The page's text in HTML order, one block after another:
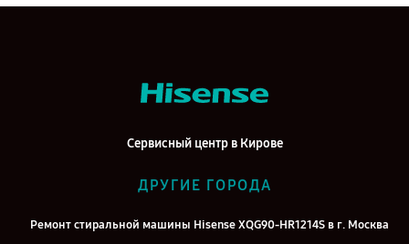
Сервисный центр в Кирове
ДРУГИЕ ГОРОДА
Ремонт стиральной машины Hisense XQG90-HR1214S в г. Москва